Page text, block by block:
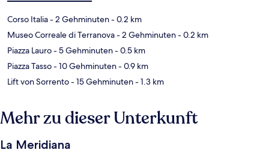
Corso Italia- 2 Gehminuten- 0.2 km
Museo Correale di Terranova- 2 Gehminuten- 0.2 km
Piazza Lauro- 5 Gehminuten- 0.5 km
Piazza Tasso- 10 Gehminuten- 0.9 km
Lift von Sorrento- 15 Gehminuten- 1.3 km
Mehr zu dieser Unterkunft
La Meridiana